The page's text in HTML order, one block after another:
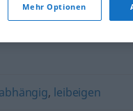
abhängig, leibeigen
Mehr Optionen